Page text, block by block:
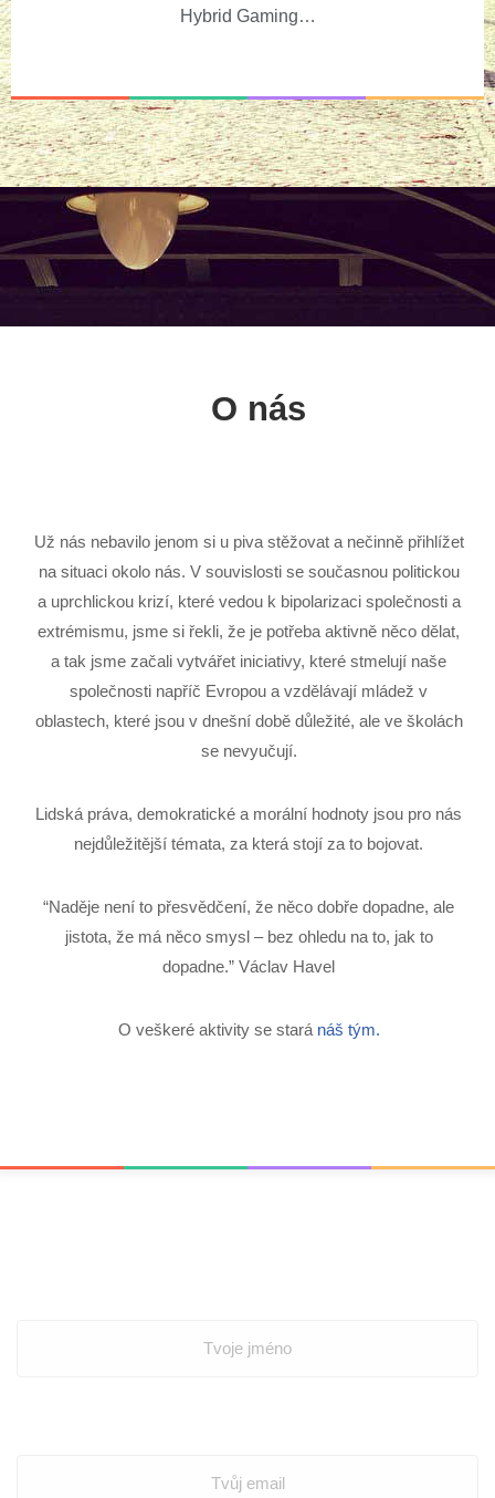
Hybrid Gaming…
O nás
Už nás nebavilo jenom si u piva stěžovat a nečinně přihlížet
na situaci okolo nás. V souvislosti se současnou politickou
a uprchlickou krizí, které vedou k bipolarizaci společnosti a
extrémismu, jsme si řekli, že je potřeba aktivně něco dělat,
a tak jsme začali vytvářet iniciativy, které stmelují naše
společnosti napříč Evropou a vzdělávají mládež v
oblastech, které jsou v dnešní době důležité, ale ve školách
se nevyučují.
Lidská práva, demokratické a morální hodnoty jsou pro nás
nejdůležitější témata, za která stojí za to bojovat.
“Naděje není to přesvědčení, že něco dobře dopadne, ale
jistota, že má něco smysl – bez ohledu na to, jak to
dopadne.” Václav Havel
O veškeré aktivity se stará náš tým.